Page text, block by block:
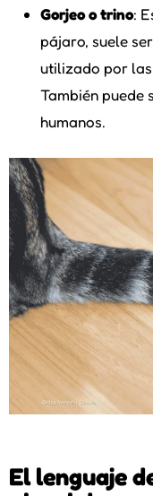
Gorjeo o trino:
pájaro, suele
utilizado por
También puede
humanos.
El lenguaje